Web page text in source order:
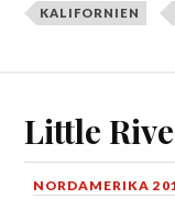
KALIFORNIEN
Little
NORDAMERIKA